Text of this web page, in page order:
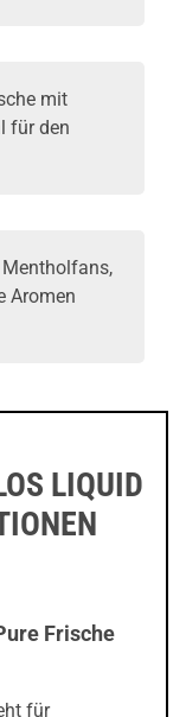
mit
für den
Aromen
LIQUID
Frische
für